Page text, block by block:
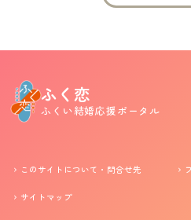
ふくい婚活サポートセンターについて
このサイトについて・問合せ先
サイトマップ
ふく恋
ふくい結婚応援ポータル
このサイトについて・問合せ先
サイトマップ